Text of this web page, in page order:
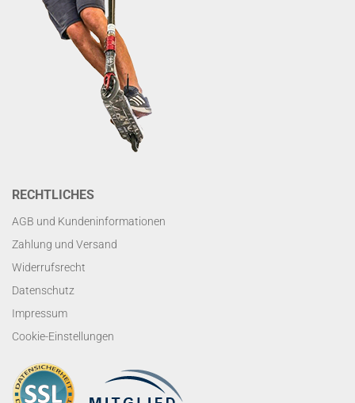
RECHTLICHES
AGB und Kundeninformationen
Zahlung und Versand
Widerrufsrecht
Datenschutz
Impressum
Cookie-Einstellungen